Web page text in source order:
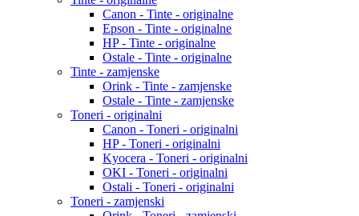
Canon - Tinte - originalne
Epson - Tinte - originalne
HP - Tinte - originalne
Ostale - Tinte - originalne
Tinte - zamjenske
Orink - Tinte - zamjenske
Ostale - Tinte - zamjenske
Toneri - originalni
Canon - Toneri - originalni
HP - Toneri - originalni
Kyocera - Toneri - originalni
OKI - Toneri - originalni
Ostali - Toneri - originalni
Toneri - zamjenski